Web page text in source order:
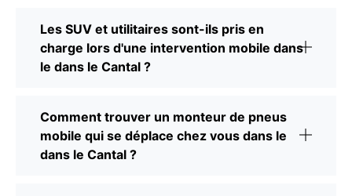
Les SUV et utilitaires sont-ils pris en
charge lors d'une intervention mobile dans
le dans le Cantal ?
Comment trouver un monteur de pneus
mobile qui se déplace chez vous dans le
dans le Cantal ?